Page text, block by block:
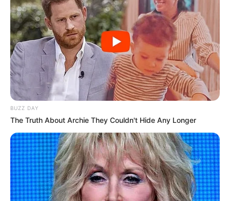
BUZZ DAY
The Truth About Archie They Couldn't Hide Any Longer